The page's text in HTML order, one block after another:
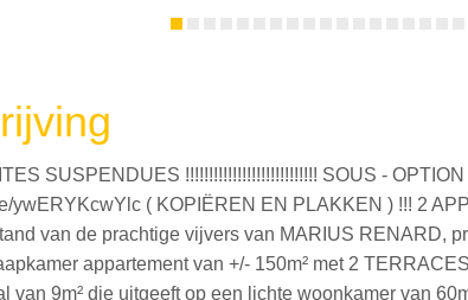
SUSPENDUES !!!!!!!!!!!!!!!!!!!!!!!!!!!! SOUS -
ywERYKcwYlc ( KOPIËREN EN PLAKKEN ) !!! 2
van de prachtige vijvers van MARIUS RENARD,
appartement van +/- 150m² met 2
van 9m² die uitgeeft op een lichte woonkamer van